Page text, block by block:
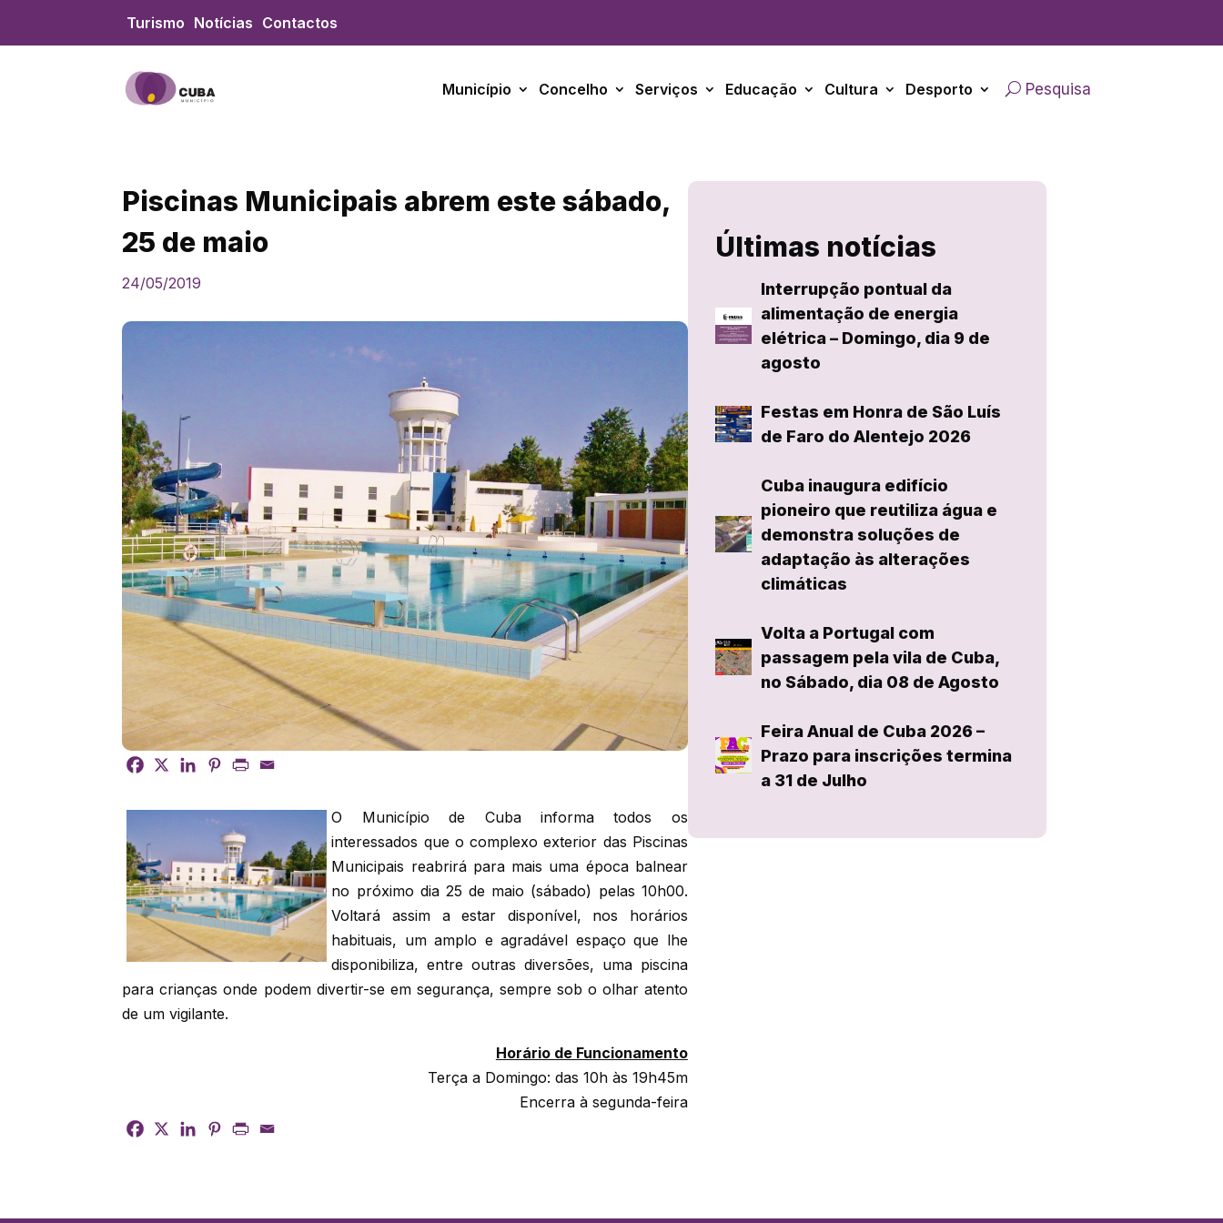
content
Turismo Notícias Contactos
Município Concelho Serviços Educação Cultura Desporto Pesquisa
Piscinas Municipais abrem este sábado,
25 de maio
24/05/2019
O Município de Cuba informa todos os
interessados que o complexo exterior das Piscinas
Municipais reabrirá para mais uma época balnear
no próximo dia 25 de maio (sábado) pelas 10h00.
Voltará assim a estar disponível, nos horários
habituais, um amplo e agradável espaço que lhe
disponibiliza, entre outras diversões, uma piscina
para crianças onde podem divertir-se em segurança, sempre sob o olhar atento
de um vigilante.
Horário de Funcionamento
Terça a Domingo: das 10h às 19h45m
Encerra à segunda-feira
Últimas notícias
Interrupção pontual da
alimentação de energia
elétrica – Domingo, dia 9 de
agosto
Festas em Honra de São Luís
de Faro do Alentejo 2026
Cuba inaugura edifício
pioneiro que reutiliza água e
demonstra soluções de
adaptação às alterações
climáticas
Volta a Portugal com
passagem pela vila de Cuba,
no Sábado, dia 08 de Agosto
Feira Anual de Cuba 2026 –
Prazo para inscrições termina
a 31 de Julho